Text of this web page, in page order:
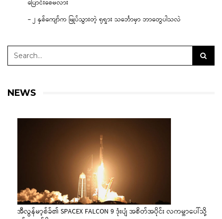
ပြောင်းစေမလား
– ၂ နှစ်ကျော်က မြုပ်သွားတဲ့ ရုရှား သင်္ဘောမှာ ဘာတွေပါသလဲ
NEWS
အီလွန်မာ့စ်ခ်၏ SPACEX FALCON 9 ဒုံးပျံ အစိတ်အပိုင်း လကမ္ဘာပေါ်သို့